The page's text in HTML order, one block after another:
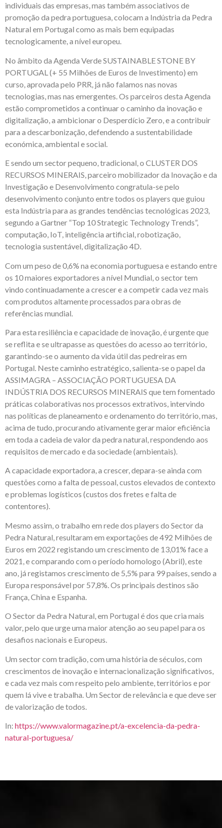
individuais das empresas, mas também associativos de
promoção da pedra portuguesa, colocam a Indústria da Pedra
Natural em Portugal como as mais bem equipadas
tecnologicamente, a nível europeu.
No âmbito da Agenda Verde SUSTAINABLE STONE BY
PORTUGAL (+ 55 Milhões de Euros de Investimento) em
curso, aprovada pelo PRR, já não falamos nas novas
tecnologias, mas nas emergentes. Os parceiros desta Agenda
estão comprometidos a continuar o caminho da inovação e
digitalização, a ambicionar o Desperdício Zero, e a contribuir
para a descarbonização, defendendo a sustentabilidade
económica, ambiental e social.
E sendo um sector pequeno, tradicional, o CLUSTER DOS
RECURSOS MINERAIS, parceiro mobilizador da Inovação e da
Investigação e Desenvolvimento congratula-se pelo
desenvolvimento conjunto entre todos os players que guiou
esta Indústria para as grandes tendências tecnológicas 2023,
segundo a Gartner “Top 10 Strategic Technology Trends”,
computação, IoT, inteligência artificial, robotização,
tecnologia sustentável, digitalização 4D.
Com um peso de 0,6% na economia portuguesa e estando entre
os 10 maiores exportadores a nível Mundial, o sector tem
vindo continuadamente a crescer e a competir cada vez mais
com produtos altamente processados para obras de
referências mundial.
Para esta resiliência e capacidade de inovação, é urgente que
se reflita e se ultrapasse as questões do acesso ao território,
garantindo-se o aumento da vida útil das pedreiras em
Portugal. Neste caminho estratégico, salienta-se o papel da
ASSIMAGRA – ASSOCIAÇÃO PORTUGUESA DA
INDÚSTRIA DOS RECURSOS MINERAIS que tem fomentado
práticas colaborativas nos processos extrativos, intervindo
nas políticas de planeamento e ordenamento do território, mas,
acima de tudo, procurando ativamente gerar maior eficiência
em toda a cadeia de valor da pedra natural, respondendo aos
requisitos de mercado e da sociedade (ambientais).
A capacidade exportadora, a crescer, depara-se ainda com
questões como a falta de pessoal, custos elevados de contexto
e problemas logísticos (custos dos fretes e falta de
contentores).
Mesmo assim, o trabalho em rede dos players do Sector da
Pedra Natural, resultaram em exportações de 492 Milhões de
Euros em 2022 registando um crescimento de 13,01% face a
2021, e comparando com o período homologo (Abril), este
ano, já registamos crescimento de 5,5% para 99 países, sendo a
Europa responsável por 57,8%. Os principais destinos são
França, China e Espanha.
O Sector da Pedra Natural, em Portugal é dos que cria mais
valor, pelo que urge uma maior atenção ao seu papel para os
desafios nacionais e Europeus.
Um sector com tradição, com uma história de séculos, com
crescimentos de inovação e internacionalização significativos,
e cada vez mais com respeito pelo ambiente, territórios e por
quem lá vive e trabalha. Um Sector de relevância e que deve ser
de valorização de todos.
In: https://www.valormagazine.pt/a-excelencia-da-pedra-
natural-portuguesa/